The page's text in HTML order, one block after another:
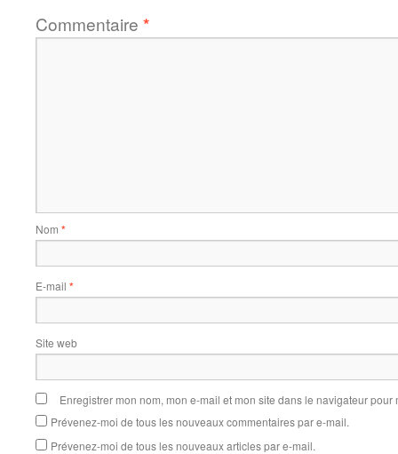
Commentaire *
Nom *
E-mail *
Site web
Enregistrer mon nom, mon e-mail et mon site dans le navigateur
Prévenez-moi de tous les nouveaux commentaires par e-mail.
Prévenez-moi de tous les nouveaux articles par e-mail.